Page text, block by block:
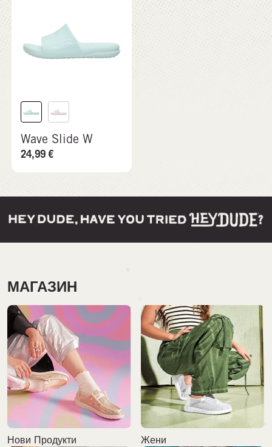
Wave Slide W
24,99€
МАГАЗИН
Нови Продукти Жени